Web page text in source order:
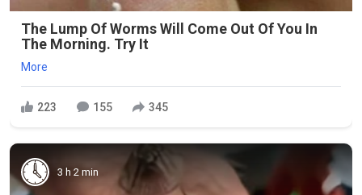
The Lump Of Worms Will Come Out Of You In
The Morning. Try It
More
223 155 345
3 h 2 min